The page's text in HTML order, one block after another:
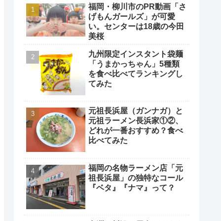
福岡・柳川市のPR動画「さ
げもんガールズ」が可愛
い。センターは18歳の今田
美桜
九州限定インスタント袋麺
「うまかっちゃん」5種類
を食べ比べてランキングし
てみた
元祖長浜屋（ガンナガ）と
元祖ラーメン長浜家①②、
どれが一番おすすめ？食べ
比べてみた
福岡の名物ラーメン店「元
祖長浜屋」の独特なコール
『ベタ』『ナマ』って？